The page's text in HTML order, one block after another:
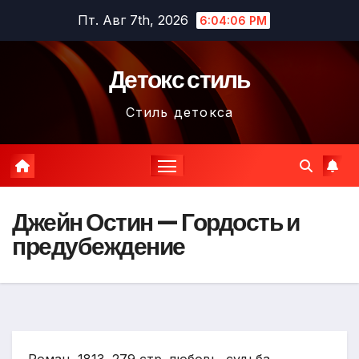
содержимому
Пт. Авг 7th, 2026 6:04:08 PM
Детокс стиль
Стиль детокса
Джейн Остин — Гордость и
предубеждение